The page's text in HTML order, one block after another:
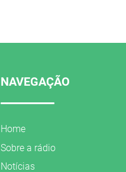
NAVEGAÇÃO
Home
Sobre a rádio
Notícias